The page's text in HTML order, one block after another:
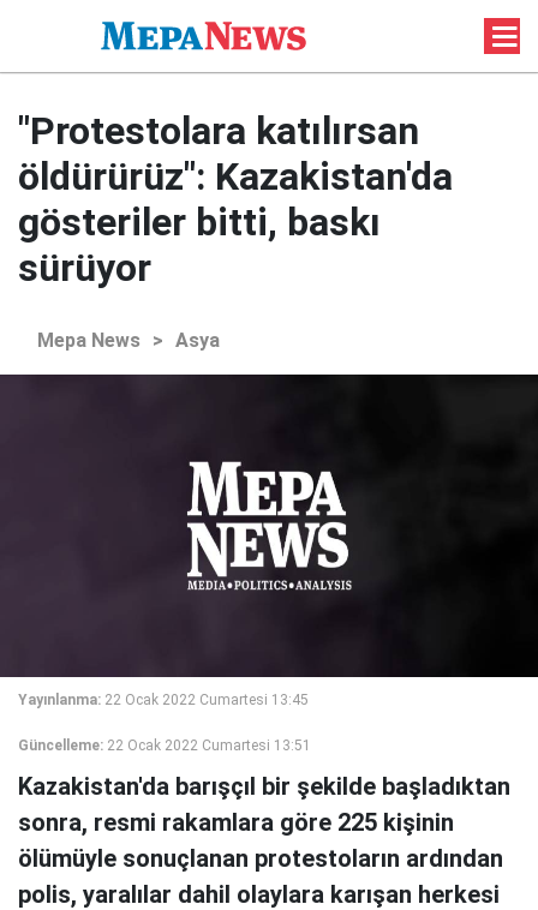
"Protestolara katılırsan
öldürürüz": Kazakistan'da
gösteriler bitti, baskı
sürüyor
Mepa News > Asya
Yayınlanma: 22 Ocak 2022 Cumartesi 13:45
Güncelleme: 22 Ocak 2022 Cumartesi 13:51
Kazakistan'da barışçıl bir şekilde başladıktan
sonra, resmi rakamlara göre 225 kişinin
ölümüyle sonuçlanan protestoların ardından
polis, yaralılar dahil olaylara karışan herkesi